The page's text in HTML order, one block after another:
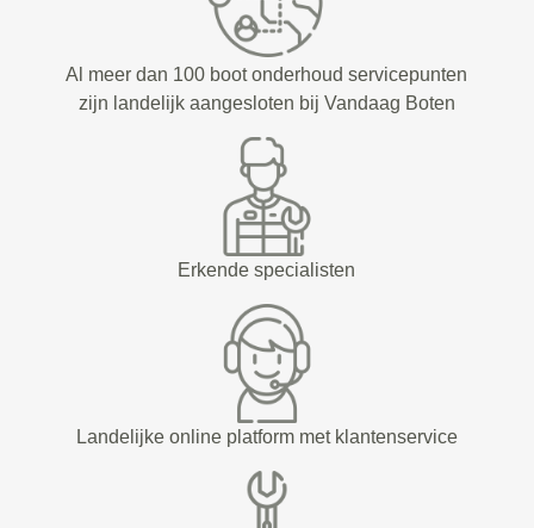
Al meer dan 100 boot onderhoud servicepunten
zijn landelijk aangesloten bij Vandaag Boten
Erkende specialisten
Landelijke online platform met klantenservice